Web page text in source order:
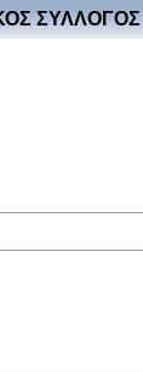
ΣΥΛΛΟΓΟΣ